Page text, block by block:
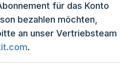
für das Konto
bezahlen möchten,
an unser Vertriebsteam
.